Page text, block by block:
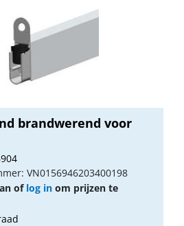
brandwerend voor
VN0156946203400198
of log in om prijzen te